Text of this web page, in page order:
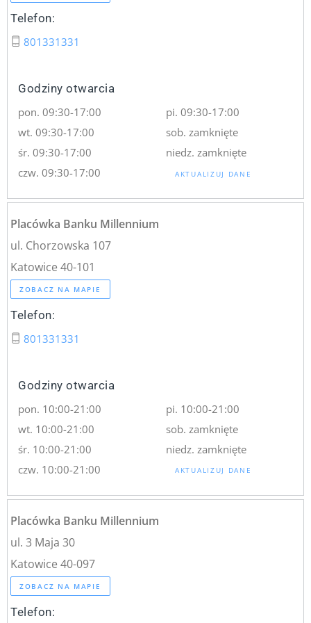
Telefon:
801331331
Godziny otwarcia
pon. 09:30-17:00
wt. 09:30-17:00
śr. 09:30-17:00
czw. 09:30-17:00
pi. 09:30-17:00
sob. zamknięte
niedz. zamknięte
AKTUALIZUJ DANE
Placówka Banku Millennium
ul. Chorzowska 107
Katowice 40-101
ZOBACZ NA MAPIE
Telefon:
801331331
Godziny otwarcia
pon. 10:00-21:00
wt. 10:00-21:00
śr. 10:00-21:00
czw. 10:00-21:00
pi. 10:00-21:00
sob. zamknięte
niedz. zamknięte
AKTUALIZUJ DANE
Placówka Banku Millennium
ul. 3 Maja 30
Katowice 40-097
ZOBACZ NA MAPIE
Telefon: